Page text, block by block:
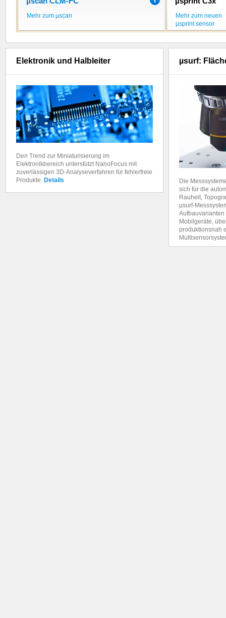
Mehr zum neuen
µsprint sensor
Mehr zum µscan
Elektronik und Halbleiter
Den Trend zur Miniaturisierung im
Elektronikbereich unterstützt NanoFocus mit
zuverlässigen 3D-Analyseverfahren für fehlerfreie
Produkte. Details
µsurf:
Die
sich für die
Rauheit,
µsurf-
Mobilgeräte,
produktionsnah